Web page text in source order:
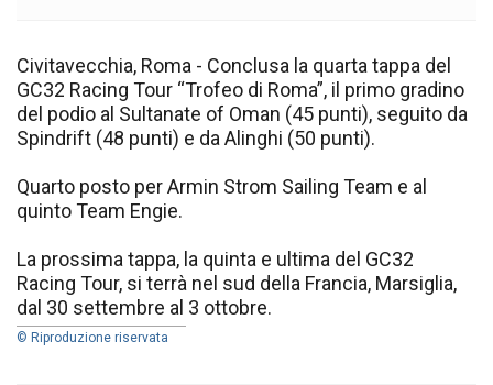
Civitavecchia, Roma - Conclusa la quarta tappa del
GC32 Racing Tour “Trofeo di Roma”, il primo gradino
del podio al Sultanate of Oman (45 punti), seguito da
Spindrift (48 punti) e da Alinghi (50 punti).
Quarto posto per Armin Strom Sailing Team e al
quinto Team Engie.
La prossima tappa, la quinta e ultima del GC32
Racing Tour, si terrà nel sud della Francia, Marsiglia,
dal 30 settembre al 3 ottobre.
© Riproduzione riservata